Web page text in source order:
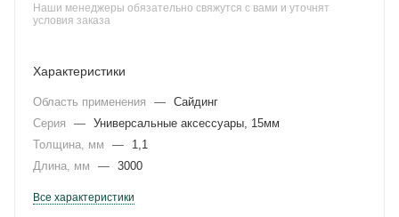
Наши менеджеры обязательно свяжутся с вами и уточнят
условия заказа
Характеристики
Область применения — Сайдинг
Серия
— Универсальные аксессуары, 15мм
Толщина, мм
—
1,1
Длина, мм
— 3000
Все характеристики